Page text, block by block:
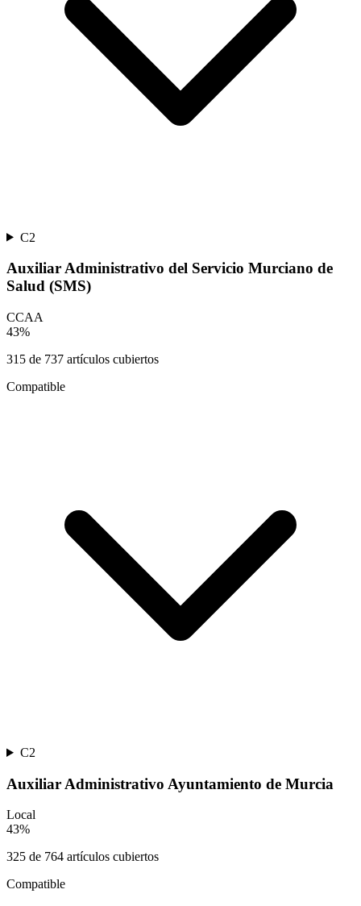
C2
Auxiliar Administrativo del Servicio Murciano de
Salud (SMS)
CCAA
43%
315 de 737 artículos cubiertos
Compatible
C2
Auxiliar Administrativo Ayuntamiento de Murcia
Local
43%
325 de 764 artículos cubiertos
Compatible